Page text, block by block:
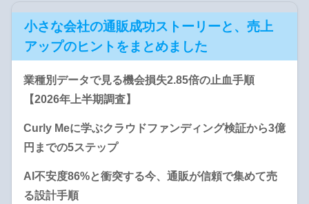
小さな会社の通販成功ストーリーと、売上
アップのヒントをまとめました
業種別データで見る機会損失2.85倍の止血手順
【2026年上半期調査】
Curly Meに学ぶクラウドファンディング検証から3億
円までの5ステップ
AI不安度86%と衝突する今、通販が信頼で集めて売
る設計手順